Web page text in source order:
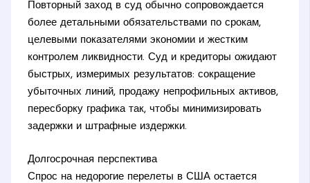
Повторный заход в суд обычно сопровождается
более детальными обязательствами по срокам,
целевыми показателями экономии и жестким
контролем ликвидности. Суд и кредиторы ожидают
быстрых, измеримых результатов: сокращение
убыточных линий, продажу непрофильных активов,
пересборку графика так, чтобы минимизировать
задержки и штрафные издержки.
Долгосрочная перспектива
Спрос на недорогие перелеты в США остается